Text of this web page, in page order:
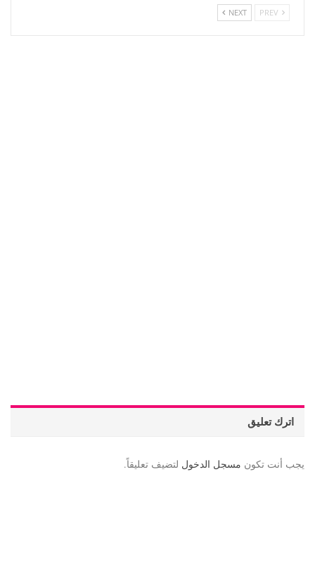
NEXT
اترك تعليق
يجب أنت تكون مسجل الدخول لتضيف تعليقاً.